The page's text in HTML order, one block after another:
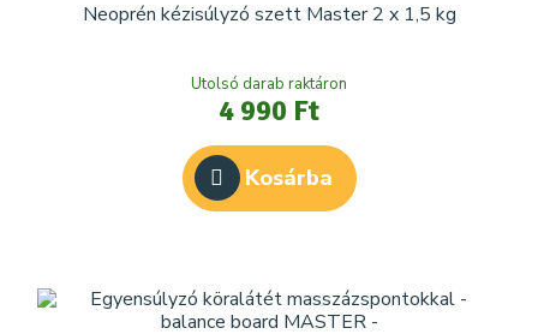
Neoprén kézisúlyzó szett Master 2 x 1,5 kg
Utolsó darab raktáron
4 990 Ft
Kosárba